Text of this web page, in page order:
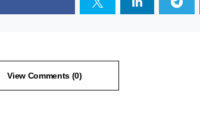
View Comments (0)